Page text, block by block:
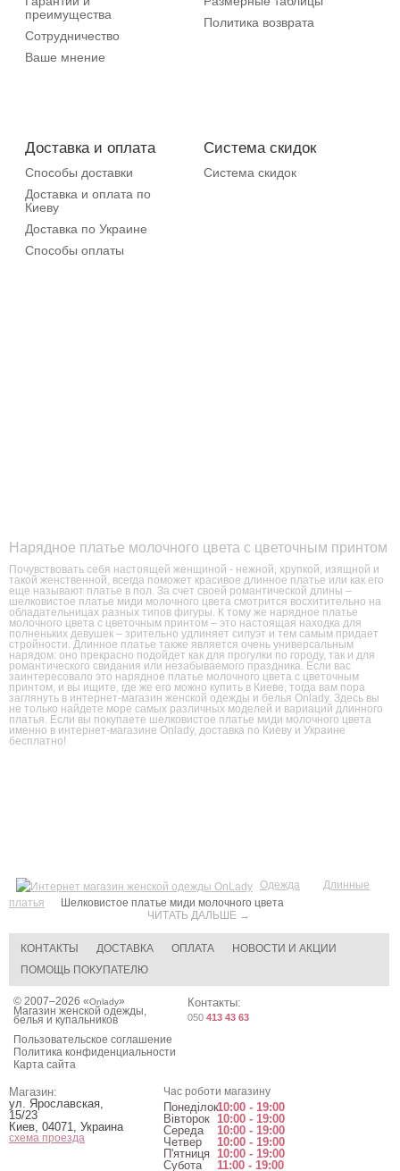
Нарядное платье молочного цвета с цветочным принтом
Почувствовать себя настоящей женщиной - нежной, хрупкой, изящной и
такой женственной, всегда поможет красивое длинное платье или как его
еще называют платье в пол. За счет своей романтической длины –
шелковистое платье миди молочного цвета смотрится восхитительно на
обладательницах разных типов фигуры. К тому же нарядное платье
молочного цвета с цветочным принтом – это настоящая находка для
полненьких девушек – зрительно удлиняет силуэт и тем самым придает
стройности. Длинное платье также является очень универсальным
нарядом: оно прекрасно подойдет как для прогулки по городу, так и для
романтического свидания или незабываемого праздника. Если вас
заинтересовало это нарядное платье молочного цвета с цветочным
принтом, и вы ищите, где же его можно купить в Киеве, тогда вам пора
заглянуть в интернет-магазин женской одежды и белья Onlady. Здесь вы
не только найдете море самых различных моделей и вариаций длинного
платья. Если вы покупаете шелковистое платье миди молочного цвета
именно в интернет-магазине Onlady, доставка по Киеву и Украине
бесплатно!
ЧИТАТЬ ДАЛЬШЕ →
преимущества
Сотрудничество
Ваше мнение
Политика возврата
Доставка и оплата
Способы доставки
Доставка и оплата по
Киеву
Доставка по Украине
Способы оплаты
Система скидок
Система скидок
Одежда
Длинные
платья
Шелковистое платье миди молочного цвета
КОНТАКТЫ ДОСТАВКА ОПЛАТА
НОВОСТИ И АКЦИИ
ПОМОЩЬ ПОКУПАТЕЛЮ
© 2007–2026 «Onlady»
Магазин женской одежды,
белья и купальников
Пользовательское соглашение
Политика конфиденциальности
Карта сайта
Контакты:
050 413 43 63
Магазин:
ул. Ярославская,
15/23
Киев 04071 Украина
схема проезда
Час роботи магазину
Понеділок10:00 - 19:00
Вівторок 10:00 - 19:00
Середа
10:00 - 19:00
Четвер
10:00 - 19:00
П'ятниця 10:00 - 19:00
Субота
11:00 - 19:00